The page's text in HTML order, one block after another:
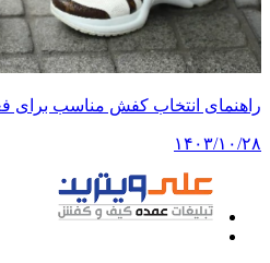
راهنمای انتخاب کفش مناسب برای
۱۴۰۳/۱۰/۲۸